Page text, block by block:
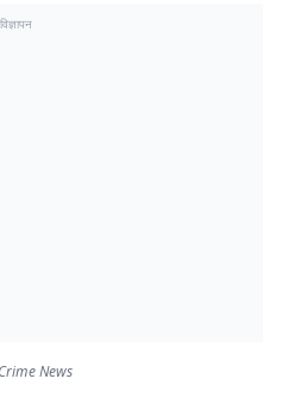
विज्ञापन
News